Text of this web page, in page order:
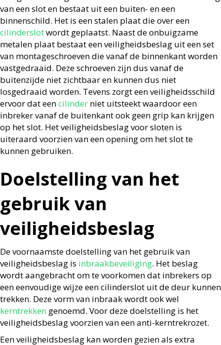
van een slot en bestaat uit een buiten- en een
binnenschild. Het is een stalen plaat die over een
cilinderslotwordt geplaatst. Naast de onbuigzame
metalen plaat bestaat een veiligheidsbeslag uit een set
van montageschroeven die vanaf de binnenkant worden
vastgedraaid. Deze schroeven zijn dus vanaf de
buitenzijde niet zichtbaar en kunnen dus niet
losgedraaid worden. Tevens zorgt een veiligheidsschild
ervoor dat eencilinder niet uitsteekt waardoor een
inbreker vanaf de buitenkant ook geen grip kan krijgen
op het slot. Het veiligheidsbeslag voor sloten is
uiteraard voorzien van een opening om het slot te
kunnen gebruiken.
Doelstelling van het
gebruik van
veiligheidsbeslag
De voornaamste doelstelling van het gebruik van
veiligheidsbeslag is inbraakbeveiliging. Het beslag
wordt aangebracht om te voorkomen dat inbrekers op
een eenvoudige wijze een cilinderslot uit de deur kunnen
trekken. Deze vorm van inbraak wordt ook wel
kerntrekken genoemd. Voor deze doelstelling is het
veiligheidsbeslag voorzien van een anti-kerntrekrozet.
Een veiligheidsbeslag kan worden gezien als extra